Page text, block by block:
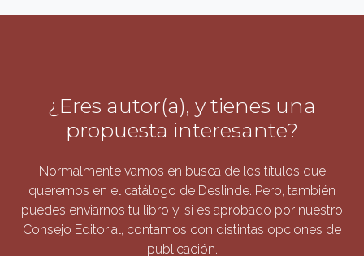
¿Eres autor(a), y tienes una
propuesta interesante?
Normalmente vamos en busca de los títulos que
queremos en el catálogo de Deslinde. Pero, también
puedes enviarnos tu libro y, si es aprobado por nuestro
Consejo Editorial, contamos con distintas opciones de
publicación.